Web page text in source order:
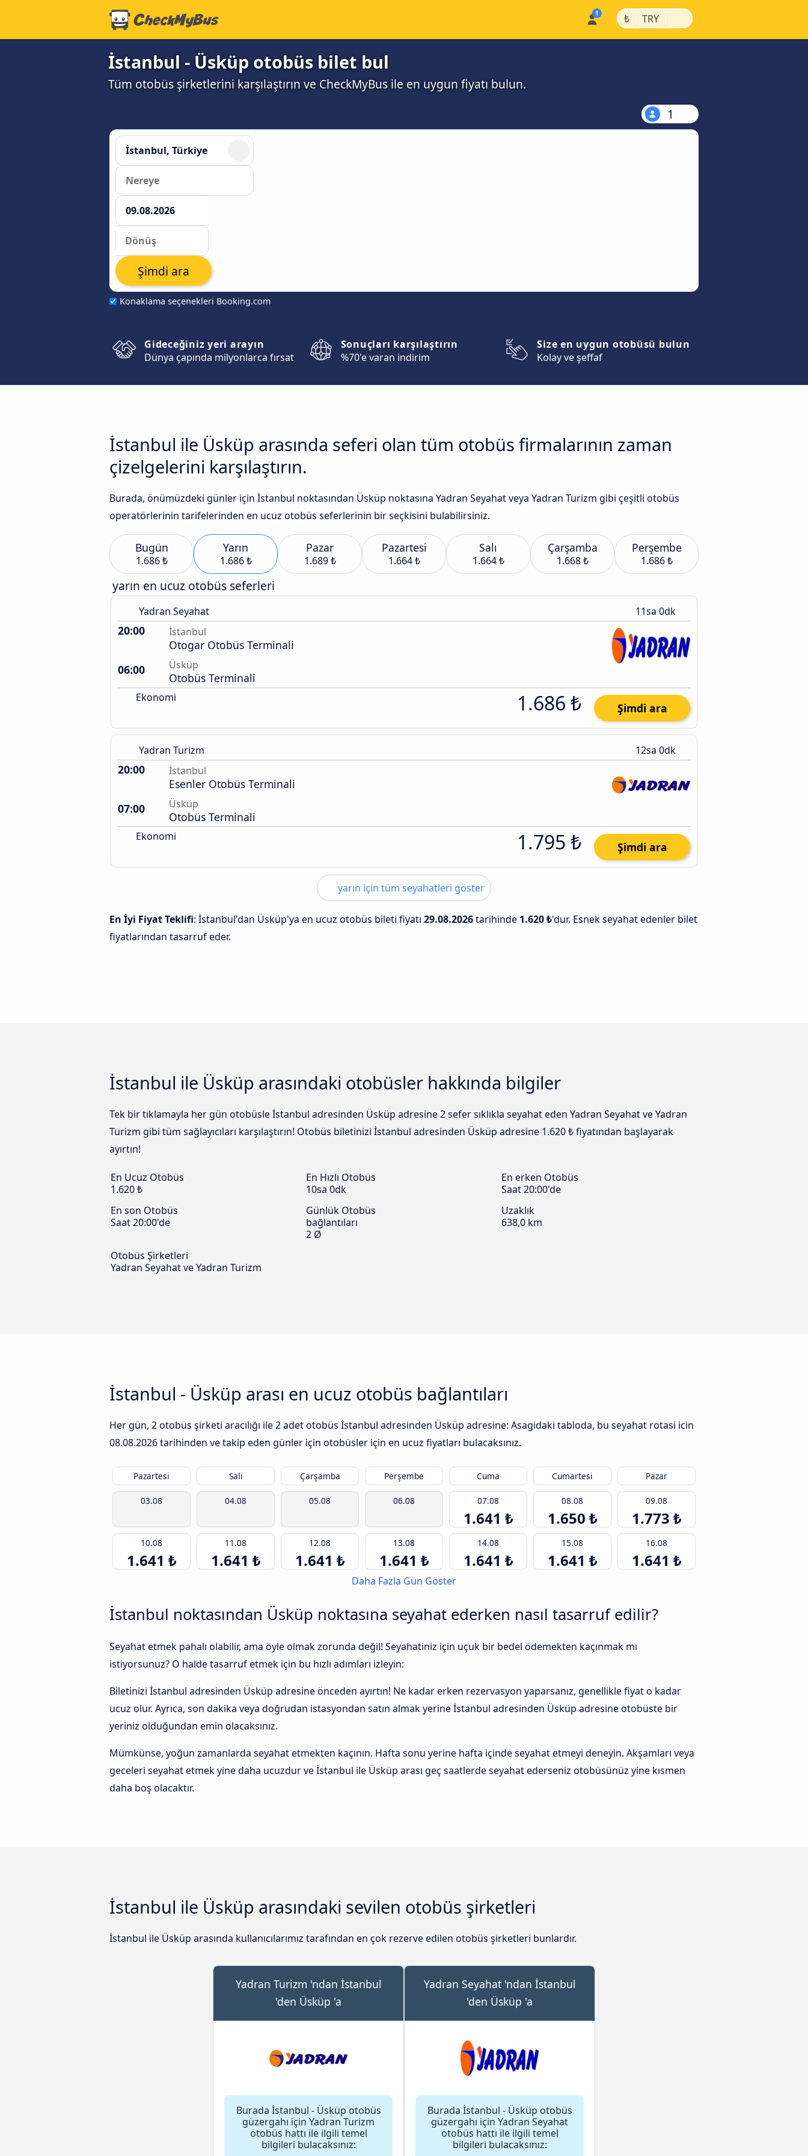
₺ | TRY |
İstanbul - Üsküp otobüs bilet bul
Tüm otobüs şirketlerini karşılaştırın ve CheckMyBus ile en uygun fiyatı bulun.
1
Konaklama seçenekleri Booking.com
Şimdi ara
Gideceğiniz yeri arayın
Dünya çapında milyonlarca fırsat
Sonuçları karşılaştırın
%70'e varan indirim
Size en uygun otobüsü bulun
Kolay ve şeffaf
İstanbul ile Üsküp arasında seferi olan tüm otobüs firmalarının zaman
çizelgelerini karşılaştırın.
Burada, önümüzdeki günler için İstanbul noktasından Üsküp noktasına Yadran Seyahat veya Yadran Turizm gibi çeşitli otobüs
operatörlerinin tarifelerinden en ucuz otobüs seferlerinin bir seçkisini bulabilirsiniz.
Bugün
1.686 ₺
Yarın
1.686 ₺
Pazar
1.689 ₺
Pazartesi
1.664 ₺
Salı
1.664 ₺
Çarşamba
1.668 ₺
Perşembe
1.686 ₺
yarın en ucuz otobüs seferleri
Yadran Seyahat 11sa 0dk
20:00 İstanbul
Otogar Otobüs Terminali
06:00
Üsküp
Otobüs Terminali
Ekonomi 1.686 ₺ Şimdi ara
Yadran Turizm 12sa 0dk
20:00 İstanbul
Esenler Otobüs Terminali
07:00
Üsküp
Otobüs Terminali
Ekonomi 1.795 ₺ Şimdi ara
yarın için tüm seyahatleri göster
En İyi Fiyat Teklifi: İstanbul'dan Üsküp'ya en ucuz otobüs bileti fiyatı 29.08.2026tarihinde 1.620 ₺'dur. Esnek seyahat edenler bilet
fiyatlarından tasarruf eder.
İstanbul ile Üsküp arasındaki otobüsler hakkında bilgiler
Tek bir tıklamayla her gün otobüsle İstanbul adresinden Üsküp adresine 2 sefer sıklıkla seyahat eden Yadran Seyahat ve Yadran
Turizm gibi tüm sağlayıcıları karşılaştırın! Otobüs biletinizi İstanbul adresinden Üsküp adresine 1.620 ₺ fiyatından başlayarak
ayırtın!
En Ucuz Otobüs
1.620 ₺
En Hızlı Otobüs
10sa 0dk
En erken Otobüs
Saat 20:00'de
En son Otobüs
Saat 20:00'de
Günlük Otobüs
bağlantıları
2 Ø
Uzaklık
638,0 km
Otobüs Şirketleri
Yadran Seyahat ve Yadran Turizm
İstanbul - Üsküp arası en ucuz otobüs bağlantıları
Her gün, 2 otobüs şirketi aracılığı ile 2 adet otobüs İstanbul adresinden Üsküp adresine: Asagidaki tabloda, bu seyahat rotasi icin
08.08.2026tarihinden ve takip eden günler için otobüsler için en ucuz fiyatları bulacaksınız.
Pazartesi Salı Çarşamba Perşembe Cuma Cumartesi Pazar
03.08 04.08 05.08 06.08 07.08
1.641 ₺
08.08
1.650 ₺
09.08
1.773 ₺
10.08
1.641 ₺
11.08
1.641 ₺
12.08
1.641 ₺
13.08
1.641 ₺
14.08
1.641 ₺
15.08
1.641 ₺
16.08
1.641 ₺
Daha Fazla Gün Göster
İstanbul noktasından Üsküp noktasına seyahat ederken nasıl tasarruf edilir?
Seyahat etmek pahalı olabilir, ama öyle olmak zorunda değil! Seyahatiniz için uçuk bir bedel ödemekten kaçınmak mı
istiyorsunuz? O halde tasarruf etmek için bu hızlı adımları izleyin:
Biletinizi İstanbul adresinden Üsküp adresine önceden ayırtın! Ne kadar erken rezervasyon yaparsanız, genellikle fiyat o kadar
ucuz olur. Ayrıca, son dakika veya doğrudan istasyondan satın almak yerine İstanbul adresinden Üsküp adresine otobüste bir
yeriniz olduğundan emin olacaksınız.
Mümkünse, yoğun zamanlarda seyahat etmekten kaçının. Hafta sonu yerine hafta içinde seyahat etmeyi deneyin. Akşamları veya
geceleri seyahat etmek yine daha ucuzdur ve İstanbul ile Üsküp arası geç saatlerde seyahat ederseniz otobüsünüz yine kısmen
daha boş olacaktır.
İstanbul ile Üsküp arasındaki sevilen otobüs şirketleri
İstanbul ile Üsküp arasında kullanıcılarımız tarafından en çok rezerve edilen otobüs şirketleri bunlardır.
Yadran Turizm 'ndan İstanbul
'den Üsküp 'a
Burada İstanbul - Üsküp otobüs
güzergahı için Yadran Turizm
otobüs hattı ile ilgili temel
bilgileri bulacaksınız:
Yadran Seyahat 'ndan İstanbul
'den Üsküp 'a
Burada İstanbul - Üsküp otobüs
güzergahı için Yadran Seyahat
otobüs hattı ile ilgili temel
bilgileri bulacaksınız: